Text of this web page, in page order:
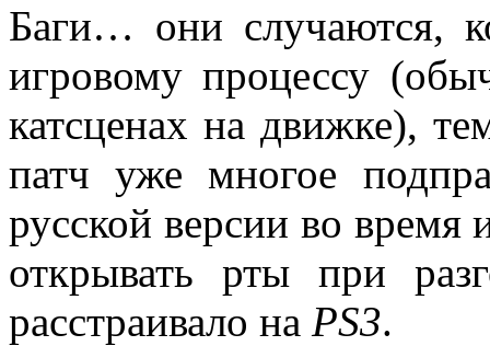
Баги… они случаются,
игровому процессу
катсценах на движке),
патч уже многое
русской версии во время
открывать рты при
расстраивало на PS3.